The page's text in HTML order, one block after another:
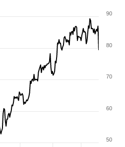
50
60
70
80
90